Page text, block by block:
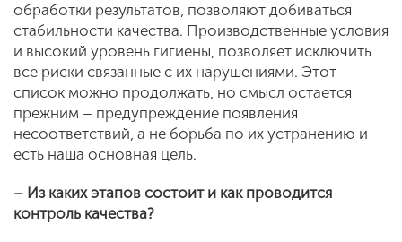
обработки результатов, позволяют добиваться
стабильности качества. Производственные условия
и высокий уровень гигиены, позволяет исключить
все риски связанные с их нарушениями. Этот
список можно продолжать, но смысл остается
прежним – предупреждение появления
несоответствий, а не борьба по их устранению и
есть наша основная цель.
– Из каких этапов состоит и как проводится
контроль качества?